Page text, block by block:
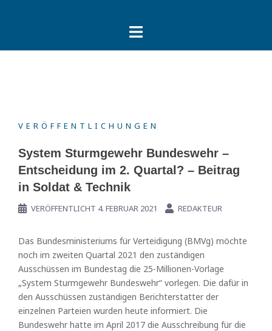
VERÖFFENTLICHUNGEN
System Sturmgewehr Bundeswehr –
Entscheidung im 2. Quartal? – Beitrag
in Soldat & Technik
VERÖFFENTLICHT 4. FEBRUAR 2021 REDAKTEUR
Das Bundesministeriums für Verteidigung (BMVg) möchte
noch im zweiten Quartal 2021 den zuständigen
Ausschüssen im Bundestag die 25-Millionen-Vorlage
„System Sturmgewehr Bundeswehr“ vorlegen. Die dafür in
den Ausschüssen zuständigen Berichterstatter der
einzelnen Parteien wurden heute informiert. Die
Bundeswehr hatte im April 2017 die Ausschreibung für die